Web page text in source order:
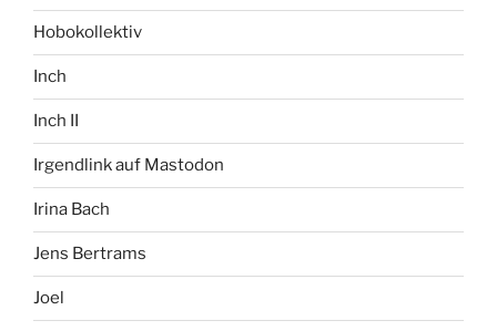
Hobokollektiv
Inch
Inch II
Irgendlink auf Mastodon
Irina Bach
Jens Bertrams
Joel